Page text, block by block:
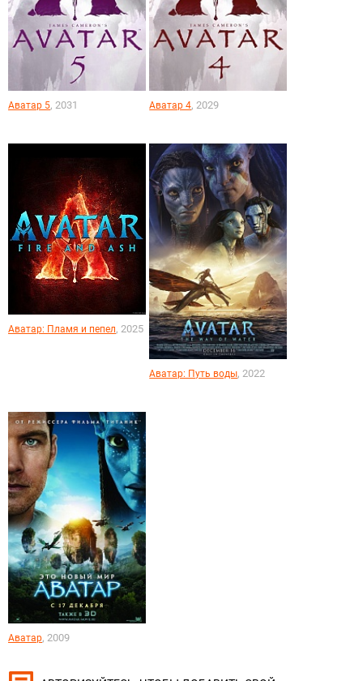
Аватар 5, 2031 Аватар 4, 2029
Аватар: Пламя и пепел, 2025
Аватар: Путь воды, 2022
Аватар, 2009